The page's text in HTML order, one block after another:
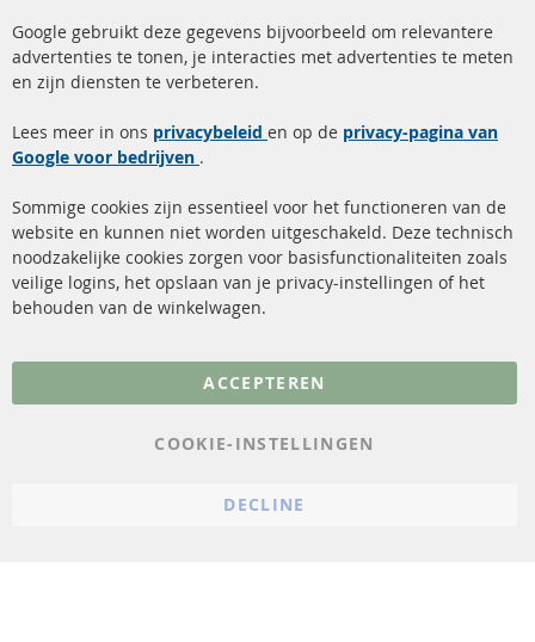
facebook
instagram
Snelle links
Roetfilter reiniging
Katalysator (KAT)
sensoren
FAQ
Kundenservice
Verzendingskosten
Contact
Annuleer contract
Gegevensbescherming
Google gebruikt deze gegevens bijvoorbeeld om relevantere
advertenties te tonen, je interacties met advertenties te meten
en zijn diensten te verbeteren.
Lees meer in ons privacybeleid en op de privacy-pagina van
Google voor bedrijven .
Sommige cookies zijn essentieel voor het functioneren van de
website en kunnen niet worden uitgeschakeld. Deze technisch
noodzakelijke cookies zorgen voor basisfunctionaliteiten zoals
veilige logins, het opslaan van je privacy-instellingen of het
behouden van de winkelwagen.
ACCEPTEREN
COOKIE-INSTELLINGEN
DECLINE